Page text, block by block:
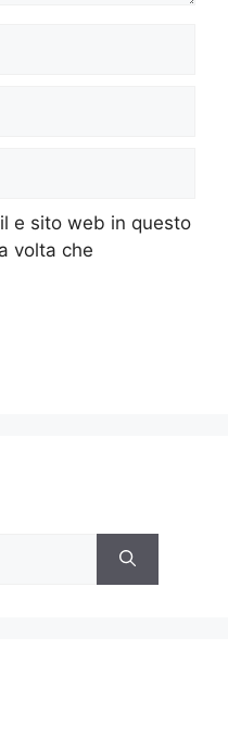
e sito web in questo
volta che